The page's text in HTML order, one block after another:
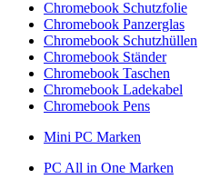
Chromebook Schutzfolie
Chromebook Panzerglas
Chromebook Schutzhüllen
Chromebook Ständer
Chromebook Taschen
Chromebook Ladekabel
Chromebook Pens
Mini PC Marken
PC All in One Marken